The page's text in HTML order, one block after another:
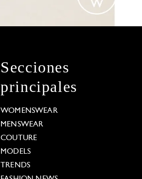
Secciones
principales
WOMENSWEAR
MENSWEAR
COUTURE
MODELS
TRENDS